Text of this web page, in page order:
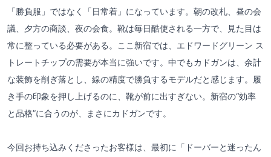
「勝負服」ではなく「日常着」になっています。朝の改札、昼の会
議、夕方の商談、夜の会食。靴は毎日酷使される一方で、見た目は
常に整っている必要がある。ここ新宿では、エドワードグリーン ス
トレートチップの需要が本当に強いです。中でもカドガンは、余計
な装飾を削ぎ落とし、線の精度で勝負するモデルだと感じます。履
き手の印象を押し上げるのに、靴が前に出すぎない。新宿の“効率
と品格”に合うのが、まさにカドガンです。
今回お持ち込みくださったお客様は、最初に「ドーバーと迷ったん